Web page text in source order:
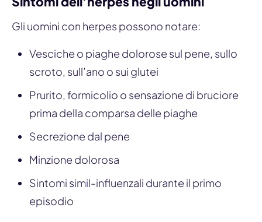
Gli uomini con herpes possono notare:
Vesciche o piaghe dolorose sul pene, sullo
scroto, sull’ano o sui glutei
Prurito, formicolio o sensazione di bruciore
prima della comparsa delle piaghe
Secrezione dal pene
Minzione dolorosa
Sintomi simil-influenzali durante il primo
episodio